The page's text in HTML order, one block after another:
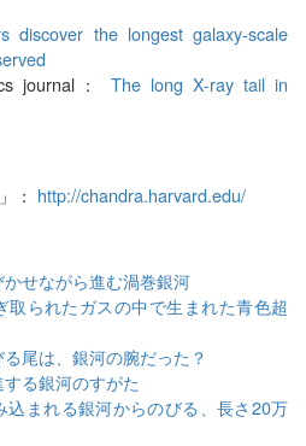
discover the longest galaxy-scale
journal：The long X-ray tail in
： http://chandra.harvard.edu/
せながら進む渦巻銀河
取られたガスの中で生まれた青色超
尾は、銀河の腕だった？
る銀河のすがた
込まれる銀河からのびる、長さ20万